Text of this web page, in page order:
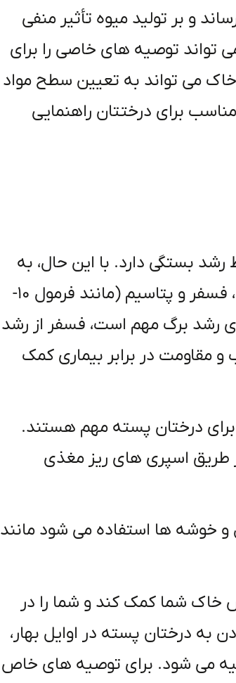
و بر تولید میوه تأثیر منفی
تواند توصیه های خاصی را برای
می تواند به تعیین سطح مواد
برای درختتان راهنمایی
بستگی دارد. با این حال، به
طور کلی، یک کود متعادل با نسبت مساوی از نیتروژن، فسفر و پتاسیم (مانند فرمول 10-
برای رشد برگ مهم است، فسفر از رشد
مقاومت در برابر بیماری کمک
برای درختان پسته مهم هستند.
طریق اسپری های ریز مغذی
خوشه ها استفاده می شود مانند
خاک شما کمک کند و شما را در
به درختان پسته در اوایل بهار،
می شود. برای توصیه های خاص